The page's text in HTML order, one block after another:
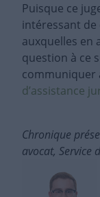
Puisque ce
intéressant
auxquelles en
question à ce
communiquer
d’assistance
Chronique
avocat, Service